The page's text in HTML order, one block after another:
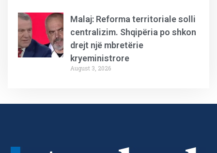
Malaj: Reforma territoriale solli
centralizim. Shqipëria po shkon
drejt një mbretërie
kryeministrore
August 3, 2026